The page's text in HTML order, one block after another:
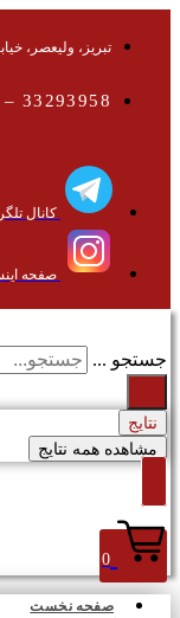
تبریز، ولیعصر،
33293958 – 33298421 – ( 041)
کانال
صفحه
جستجو ...
نتایج
مشاهده همه نتایج
0
صفحه نخست